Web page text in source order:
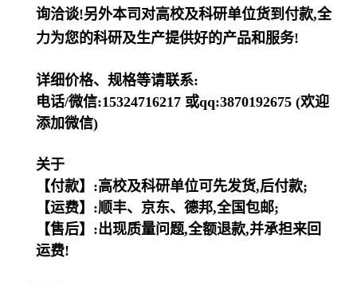
询洽谈!另外本司对高校及科研单位货到付款,全
力为您的科研及生产提供好的产品和服务!
详细价格、规格等请联系:
电话/微信:15324716217 或qq:3870192675 (欢迎
添加微信)
关于
【付款】:高校及科研单位可先发货,后付款;
【运费】:顺丰、京东、德邦,全国包邮;
【售后】:出现质量问题,全额退款,并承担来回
运费!